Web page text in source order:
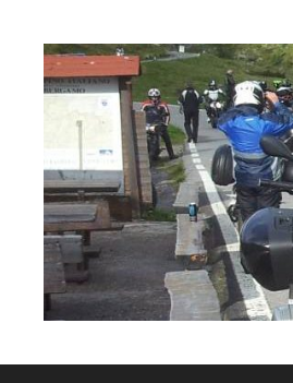
Inhalt
springen